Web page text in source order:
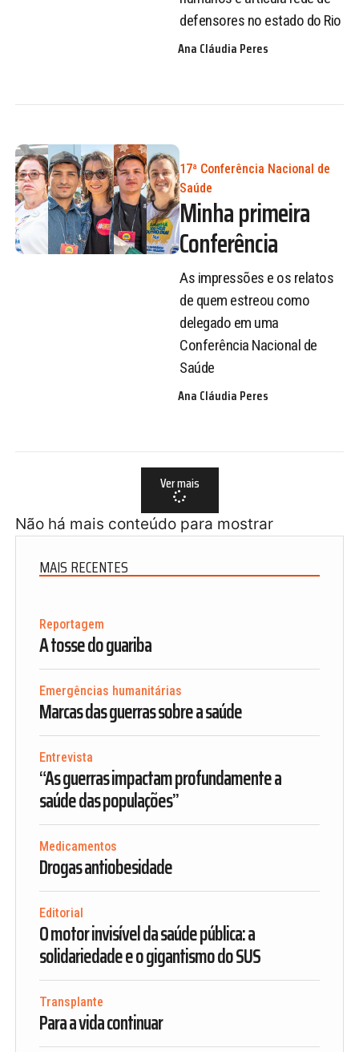
defensores no estado do Rio
Ana Cláudia Peres
17ª Conferência Nacional de
Saúde
Minha primeira
Conferência
As impressões e os relatos
de quem estreou como
delegado em uma
Conferência Nacional de
Saúde
Ana Cláudia Peres
Ver mais
Não há mais conteúdo para mostrar
MAIS RECENTES
Reportagem
A tosse do guariba
Emergências humanitárias
Marcas das guerras sobre a saúde
Entrevista
“As guerras impactam profundamente a
saúde das populações”
Medicamentos
Drogas antiobesidade
Editorial
O motor invisível da saúde pública: a
solidariedade e o gigantismo do SUS
Transplante
Para a vida continuar